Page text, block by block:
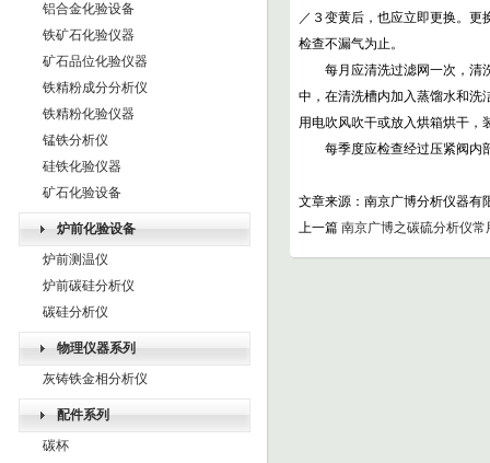
铝合金化验设备
铁矿石化验仪器
矿石品位化验仪器
铁精粉成分分析仪
铁精粉化验仪器
锰铁分析仪
硅铁化验仪器
矿石化验设备
炉前化验设备
炉前测温仪
炉前碳硅分析仪
碳硅分析仪
物理仪器系列
灰铸铁金相分析仪
配件系列
碳杯
／３变黄后，也应立即更换。
检查不漏气为止。
每月应清洗过滤网一次，清洗
中，在清洗槽内加入蒸馏水和洗
用电吹风吹干或放入烘箱烘干，
每季度应检查经过压紧阀内部
文章来源：南京广博分析仪
上一篇 南京广博之碳硫分析仪常